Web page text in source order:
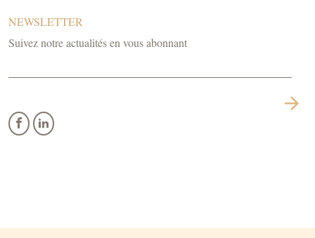
NEWSLETTER
Suivez notre actualités en vous abonnant